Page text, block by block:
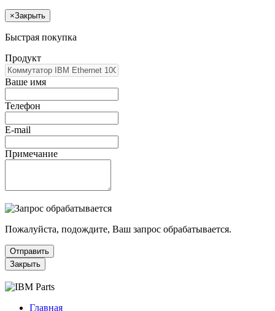
×Закрыть
Быстрая покупка
Продукт
Ваше имя
Телефон
E-mail
Примечание
Пожалуйста, подождите, Ваш запрос обрабатывается.
Отправить
Закрыть
Главная